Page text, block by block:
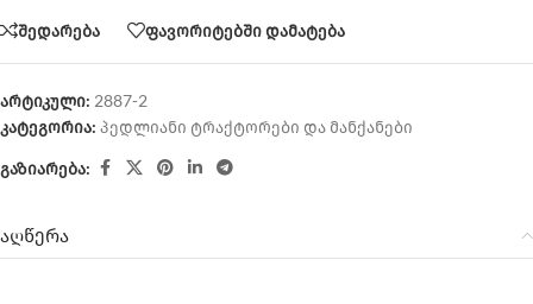
შედარება ფავორიტებში დამატება
არტიკული: 2887-2
კატეგორია: პედლიანი ტრაქტორები და მანქანები
გაზიარება:
აღწერა